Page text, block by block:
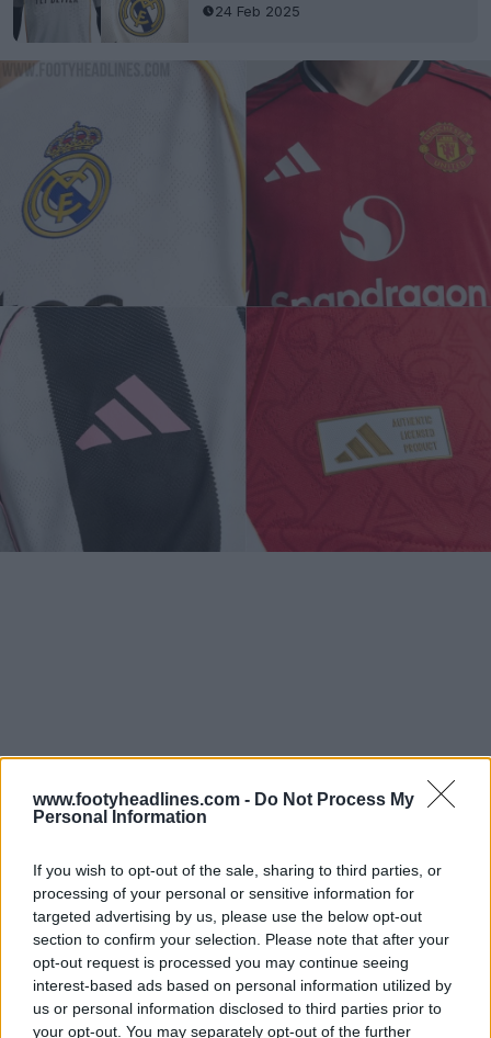
www.footyheadlines.com - Do Not Process My
Personal Information
If you wish to opt-out of the sale, sharing to third parties, or
processing of your personal or sensitive information for
targeted advertising by us, please use the below opt-out
section to confirm your selection. Please note that after your
opt-out request is processed you may continue seeing
interest-based ads based on personal information utilized by
us or personal information disclosed to third parties prior to
your opt-out. You may separately opt-out of the further
24 Feb 2025